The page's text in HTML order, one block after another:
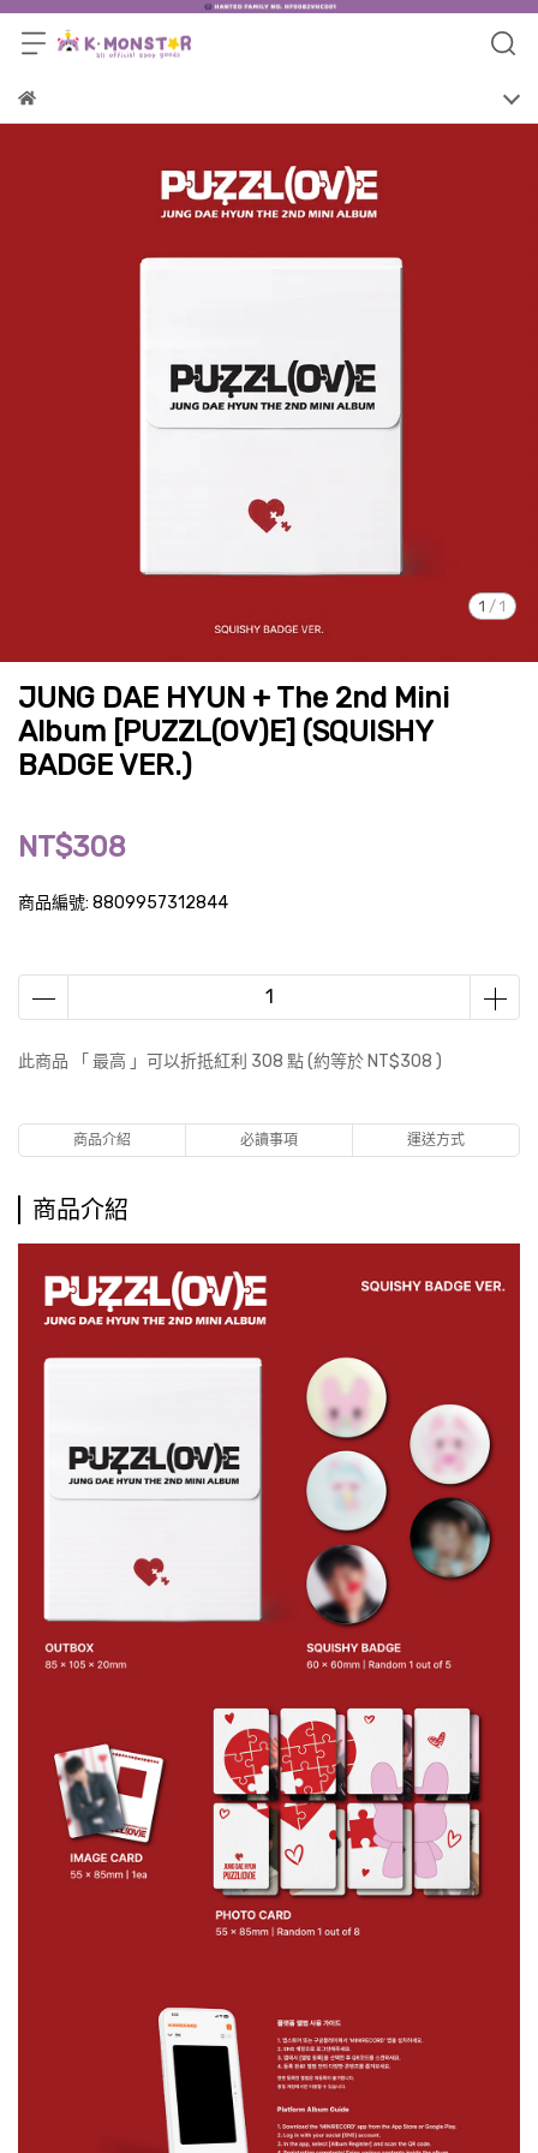
1 / 1
JUNG DAE HYUN + The 2nd Mini
Album [PUZZL(OV)E] (SQUISHY
BADGE VER.)
NT$308
商品編號: 8809957312844
此商品 「 最高 」可以折抵紅利 308 點 (約等於 NT$308 )
商品介紹 必讀事項 運送方式
商品介紹